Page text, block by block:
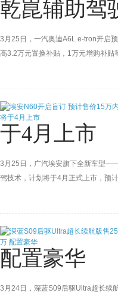
乾崑辅助驾
3月25日，一汽奥迪A6L e-tron开启
高3.2万元置换补贴，1万元增购补
于4月上市
3月25日，广汽埃安旗下全新车型
驾技术，计划将于4月正式上市，预
配置豪华
3月24日，深蓝S09后驱Ultra超长续